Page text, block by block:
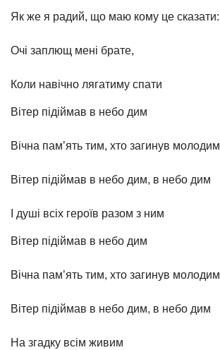
Як же я радий, що маю кому це сказати:
Очі заплющ мені брате,
Коли навічно лягатиму спати
Вітер підіймав в небо дим
Вічна пам’ять тим, хто загинув молодим
Вітер підіймав в небо дим, в небо дим
І душі всіх героїв разом з ним
Вітер підіймав в небо дим
Вічна пам’ять тим, хто загинув молодим
Вітер підіймав в небо дим, в небо дим
На згадку всім живим